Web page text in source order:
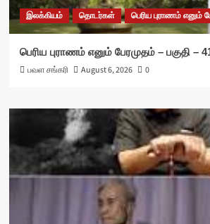
இலக்கியம் தொடர்கள் பெரிய புராணம் எனும்
பெரிய புராணம் எனும் பேரமுதம் – பகுதி –
பவள சங்கரி
August 6, 2026 0